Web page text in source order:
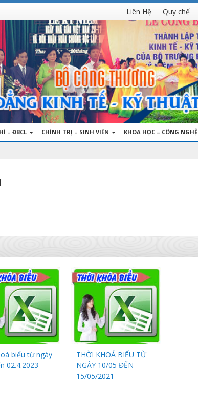
Liên Hệ Quy chế
– ĐBCL CHÍNH TRỊ – SINH VIÊN KHOA HỌC – CÔNG NGHỆ
biểu từ ngày
02.4.2023
THỜI KHOÁ BIỂU TỪ
NGÀY 10/05 ĐẾN
15/05/2021